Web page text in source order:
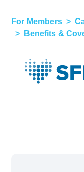
For Members
Benefits &